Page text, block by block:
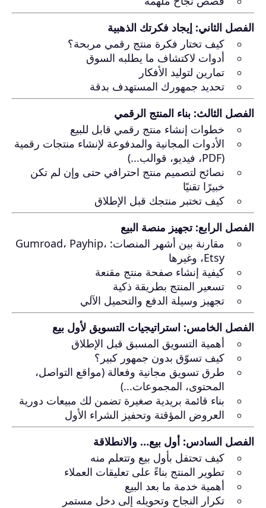
الفصل الثاني: إيجاد فكرتك الذهبية
كيف تختار فكرة منتج رقمي مربحة؟
أدوات لاكتشاف ما يطلبه السوق
تمارين لتوليد الأفكار
تحديد جمهورك المستهدف بدقة
الفصل الثالث: بناء المنتج الرقمي
خطوات إنشاء منتج رقمي قابل للبيع
الأدوات المجانية والمدفوعة لإنشاء منتجات رقمية
(PDF، فيديو، قوالب...)
نصائح لتصميم منتج احترافي حتى وإن لم تكن
خبيرًا تقنيًا
كيف تختبر منتجك قبل الإطلاق
الفصل الرابع: تجهيز منصة البيع
مقارنة بين أشهر المنصات: Gumroad، Payhip،
Etsy، وغيرها
كيفية إنشاء صفحة منتج مقنعة
تسعير المنتج بطريقة ذكية
تجهيز وسيلة الدفع والتحميل الآلي
الفصل الخامس: استراتيجيات التسويق لأول بيع
أهمية التسويق المسبق قبل الإطلاق
كيف تسوّق بدون جمهور كبير؟
طرق تسويق مجانية وفعالة (مواقع التواصل،
المحتوى، المجموعات...)
بناء قائمة بريدية صغيرة تضمن لك مبيعات دورية
العروض المؤقتة وتحفيز الشراء الأول
الفصل السادس: أول بيع… والانطلاقة
كيف تحتفل بأول بيع وتتعلم منه
تطوير المنتج بناءً على تعليقات العملاء
أهمية خدمة ما بعد البيع
تكرار النجاح وتحويله إلى دخل مستمر